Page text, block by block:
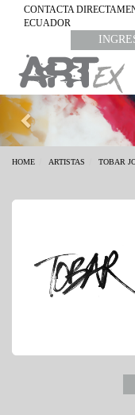
CONTACTA
ECUADOR
Previous
HOME ARTISTAS TOBAR